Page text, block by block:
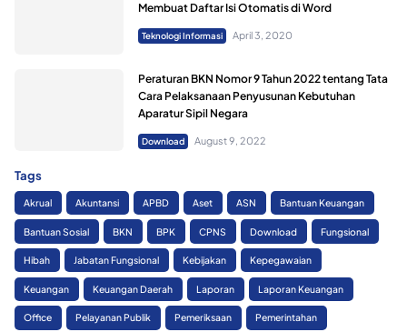
Membuat Daftar Isi Otomatis di Word
Teknologi Informasi April 3, 2020
Peraturan BKN Nomor 9 Tahun 2022 tentang Tata
Cara Pelaksanaan Penyusunan Kebutuhan
Aparatur Sipil Negara
Download August 9, 2022
Tags
Akrual Akuntansi APBD Aset ASN Bantuan Keuangan
Bantuan Sosial BKN BPK CPNS Download Fungsional
Hibah Jabatan Fungsional Kebijakan Kepegawaian
Keuangan Keuangan Daerah Laporan Laporan Keuangan
Office Pelayanan Publik Pemeriksaan Pemerintahan